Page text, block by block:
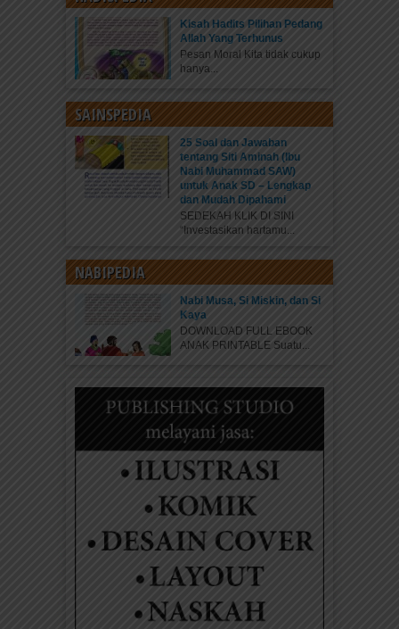
Kisah Hadits Pilihan Pedang
Allah Yang Terhunus
Pesan Moral Kita tidak cukup
hanya...
SAINSPEDIA
25 Soal dan Jawaban
tentang Siti Aminah (Ibu
Nabi Muhammad SAW)
untuk Anak SD – Lengkap
dan Mudah Dipahami
SEDEKAH KLIK DI SINI
“Investasikan hartamu...
NABIPEDIA
Nabi Musa, Si Miskin, dan Si
Kaya
DOWNLOAD FULL EBOOK
ANAK PRINTABLE Suatu...